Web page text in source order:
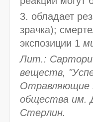
3. обладает
зрачка);
экспозиции 1
Лит.: Сартори
веществ,
Отравляющие
общества им.
Стерлин.